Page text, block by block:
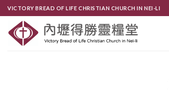
Skip
content
VICTORY BREAD OF LIFE CHRISTIAN CHURCH IN NEI-LI